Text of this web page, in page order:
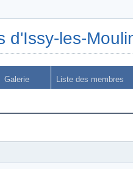
d'Issy-les-
Galerie Liste des membres